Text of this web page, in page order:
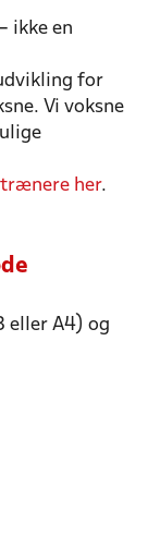
ikke en
for
Vi voksne
her.
eller A4) og